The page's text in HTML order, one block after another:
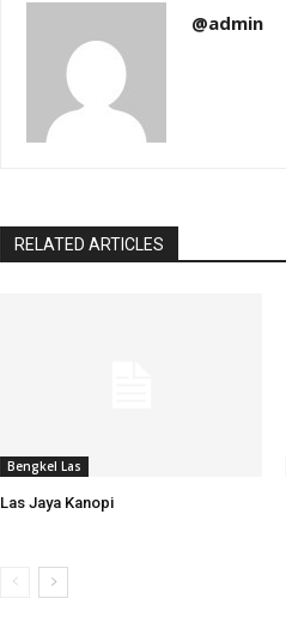
@admin
RELATED ARTICLES
Bengkel Las
Las Jaya Kanopi